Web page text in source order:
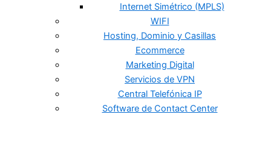
Internet Simétrico (MPLS)
WIFI
Hosting, Dominio y Casillas
Ecommerce
Marketing Digital
Servicios de VPN
Central Telefónica IP
Software de Contact Center